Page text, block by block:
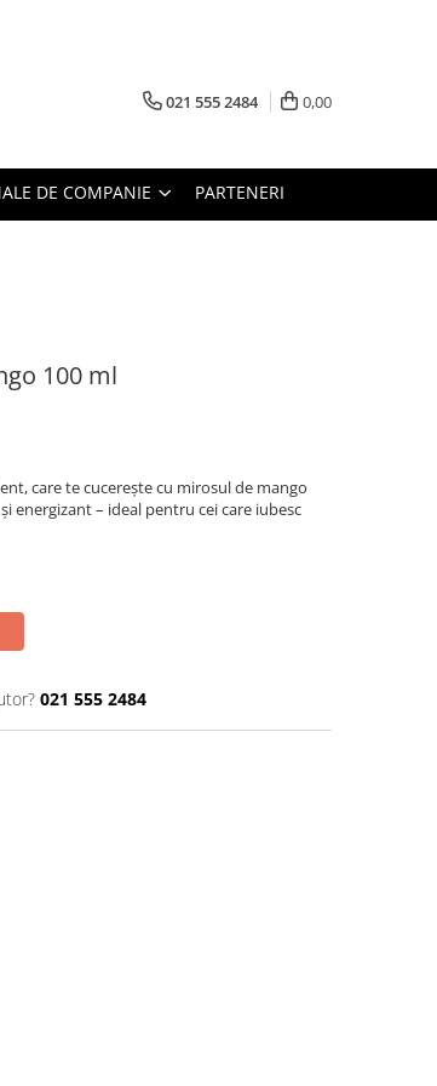
021 555 2484 0,00
DE COMPANIE PARTENERI
100 ml
care te cucerește cu mirosul de mango
energizant – ideal pentru cei care iubesc
021 555 2484